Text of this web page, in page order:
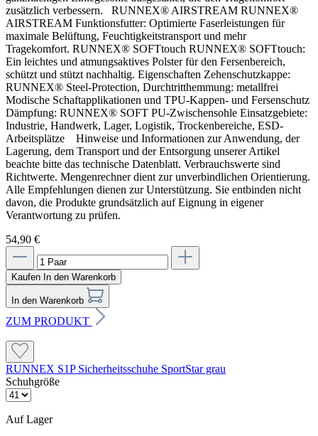
Durchtritthemmung: metallfrei
Modische Schaftapplikationen und TPU-Kappen- und
Fersenschutz
Dämpfung: RUNNEX® SOFT PU-Zwischensohle
Einsatzgebiete: Industrie, Handwerk, Lager, Logistik,
Trockenbereiche, ESD-Arbeitsplätze
Hinweise und Informationen zur Anwendung, der Lagerung, dem
Transport und der Entsorgung unserer Artikel beachte bitte das technische
Datenblatt. Verbrauchswerte sind Richtwerte. Mengenrechner dient zur
unverbindlichen Orientierung. Alle Empfehlungen dienen zur Unterstützung. Sie
entbinden nicht davon, die Produkte grundsätzlich auf Eignung in eigener
Verantwortung zu prüfen.
Eigenschaften
Zehenschutzkappe: RUNNEX® Steel-Protection,
Durchtritthemmung: metallfrei
Modische Schaftapplikationen und TPU-Kappen- und Fersenschutz
Einsatzgebiete: Industrie, Handwerk, Lager, Logistik,
Trockenbereiche, ESD-Arbeitsplätze
zusätzlich verbessern. RUNNEX® AIRSTREAM RUNNEX®
AIRSTREAM Funktionsfutter: Optimierte Faserleistungen für
maximale Belüftung, Feuchtigkeitstransport und mehr
Tragekomfort. RUNNEX® SOFTtouch RUNNEX® SOFTtouch:
Ein leichtes und atmungsaktives Polster für den Fersenbereich,
schützt und stützt nachhaltig. Eigenschaften Zehenschutzkappe:
RUNNEX® Steel-Protection, Durchtritthemmung: metallfrei
Modische Schaftapplikationen und TPU-Kappen- und Fersenschutz
Dämpfung: RUNNEX® SOFT PU-Zwischensohle Einsatzgebiete:
Industrie, Handwerk, Lager, Logistik, Trockenbereiche, ESD-
Arbeitsplätze Hinweise und Informationen zur Anwendung, der
Lagerung, dem Transport und der Entsorgung unserer Artikel
beachte bitte das technische Datenblatt. Verbrauchswerte sind
Richtwerte. Mengenrechner dient zur unverbindlichen Orientierung.
Alle Empfehlungen dienen zur Unterstützung. Sie entbinden nicht
davon, die Produkte grundsätzlich auf Eignung in eigener
Verantwortung zu prüfen.
54,90 €
Kaufen In den Warenkorb
In den Warenkorb
ZUM PRODUKT
RUNNEX S1P Sicherheitsschuhe SportStar grau
Schuhgröße
Auf Lager